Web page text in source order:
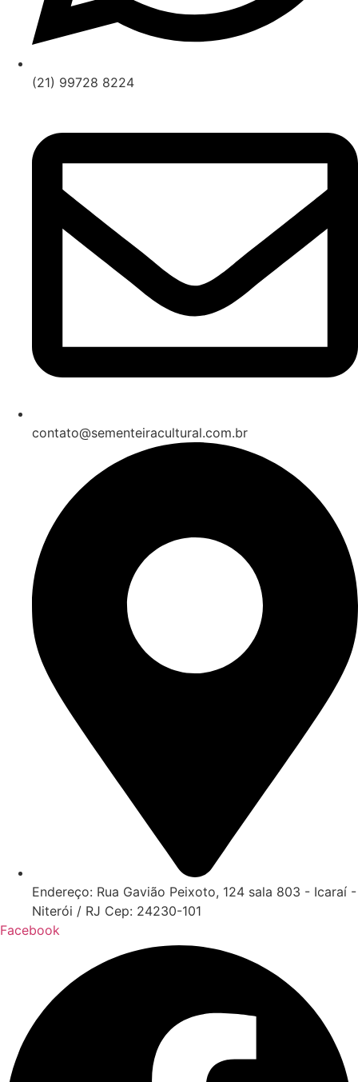
(21) 99728 8224
contato@sementeiracultural.com.br
Endereço: Rua Gavião Peixoto, 124 sala 803 - Icaraí -
Niterói / RJ Cep: 24230-101
Facebook